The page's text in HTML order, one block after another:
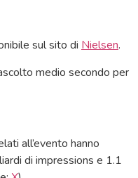
sul sito di Nielsen.
medio secondo per
all’evento hanno
di impressions e 1.1